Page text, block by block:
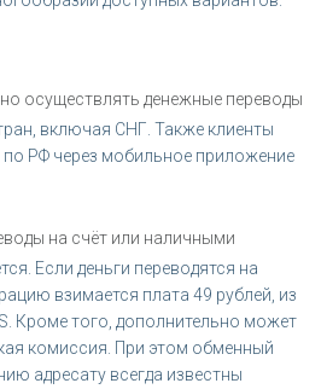
осуществлять денежные переводы
включая СНГ. Также клиенты
по РФ через мобильное приложение
на счёт или наличными
Если деньги переводятся на
взимается плата 49 рублей, из
Кроме того, дополнительно может
комиссия. При этом обменный
адресату всегда известны